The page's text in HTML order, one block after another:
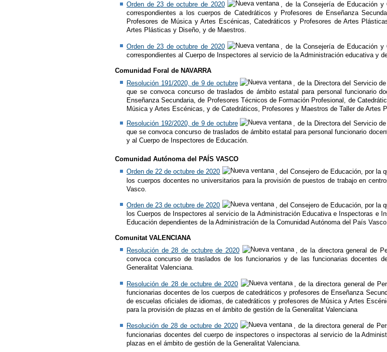
Orden de 23 de octubre de 2020
, de la Consejería de Educación
correspondientes a los cuerpos de Catedráticos y Profesores de Enseñanza
Profesores de Música y Artes Escénicas, Catedráticos y Profesores de Artes
Artes Plásticas y Diseño, y de Maestros.
Orden de 23 de octubre de 2020
, de la Consejería de Educación
correspondientes al Cuerpo de Inspectores al servicio de la Administración educativa y
Comunidad Foral de NAVARRA
Resolución 191/2020, de 9 de octubre
, de la Directora del Servicio
que se convoca concurso de traslados de ámbito estatal para personal funcionario
Enseñanza Secundaria, de Profesores Técnicos de Formación Profesional, de
Música y Artes Escénicas, y de Catedráticos, Profesores y Maestros de Taller de Artes
Resolución 192/2020, de 9 de octubre
, de la Directora del Servicio
que se convoca concurso de traslados de ámbito estatal para personal funcionario
y al Cuerpo de Inspectores de Educación.
Comunidad Autónoma del PAÍS VASCO
Orden de 22 de octubre de 2020
, del Consejero de Educación, por la
los cuerpos docentes no universitarios para la provisión de puestos de trabajo en
Vasco.
Orden de 23 de octubre de 2020
, del Consejero de Educación, por la
los Cuerpos de Inspectores al servicio de la Administración Educativa e Inspectoras e
Educación dependientes de la Administración de la Comunidad Autónoma del País
Comunitat VALENCIANA
Resolución de 28 de octubre de 2020
, de la directora general de
convoca concurso de traslados de los funcionarios y de las funcionarias
Generalitat Valenciana.
Resolución de 28 de octubre de 2020
, de la directora general de
funcionarias docentes de los cuerpos de catedráticos y profesores de Enseñanza
de escuelas oficiales de idiomas, de catedráticos y profesores de Música y Artes
para la provisión de plazas en el ámbito de gestión de la Generalitat Valenciana
Resolución de 28 de octubre de 2020
, de la directora general de
funcionarias docentes del cuerpo de inspectores o inspectoras al servicio de la
plazas en el ámbito de gestión de la Generalitat Valenciana.